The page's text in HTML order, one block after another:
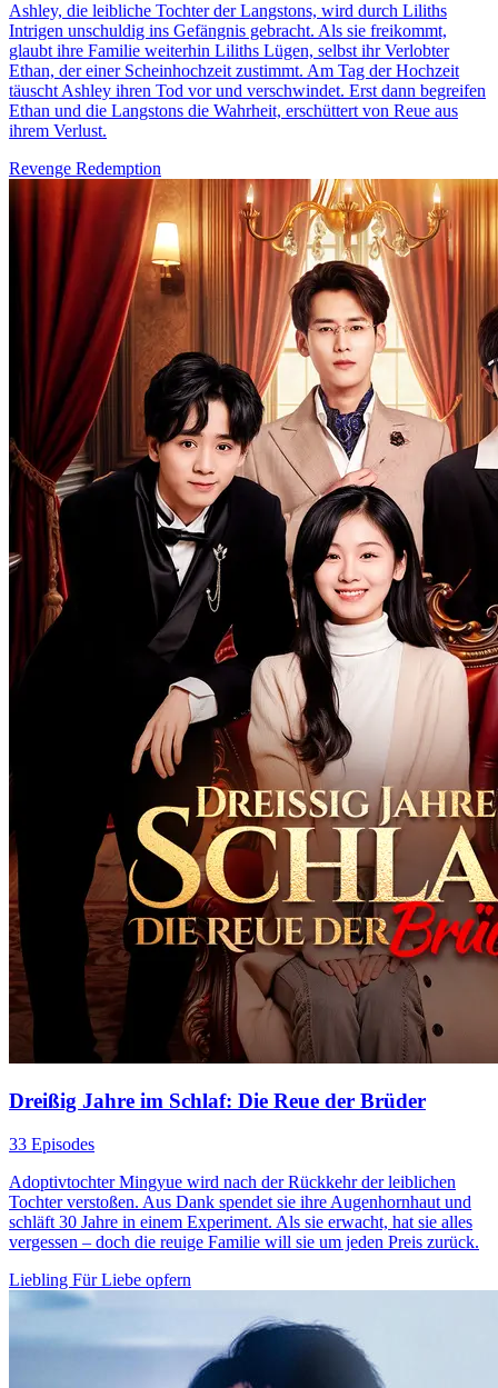
Ashley, die leibliche Tochter der Langstons, wird durch Liliths
Intrigen unschuldig ins Gefängnis gebracht. Als sie freikommt,
glaubt ihre Familie weiterhin Liliths Lügen, selbst ihr Verlobter
Ethan, der einer Scheinhochzeit zustimmt. Am Tag der Hochzeit
täuscht Ashley ihren Tod vor und verschwindet. Erst dann begreifen
Ethan und die Langstons die Wahrheit, erschüttert von Reue aus
ihrem Verlust.
Revenge Redemption
Dreißig Jahre im Schlaf: Die Reue der Brüder
33 Episodes
Adoptivtochter Mingyue wird nach der Rückkehr der leiblichen
Tochter verstoßen. Aus Dank spendet sie ihre Augenhornhaut und
schläft 30 Jahre in einem Experiment. Als sie erwacht, hat sie alles
vergessen – doch die reuige Familie will sie um jeden Preis zurück.
Liebling Für Liebe opfern